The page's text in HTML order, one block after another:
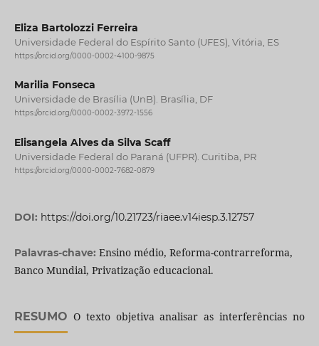
Eliza Bartolozzi Ferreira
Universidade Federal do Espírito Santo (UFES), Vitória, ES
https://orcid.org/0000-0002-4100-9875
Marilia Fonseca
Universidade de Brasília (UnB). Brasília, DF
https://orcid.org/0000-0002-3972-1556
Elisangela Alves da Silva Scaff
Universidade Federal do Paraná (UFPR). Curitiba, PR
https://orcid.org/0000-0002-7682-0879
DOI: https://doi.org/10.21723/riaee.v14iesp.3.12757
Palavras-chave: Ensino médio, Reforma-contrarreforma,
Banco Mundial, Privatização educacional.
RESUMO O texto objetiva analisar as interferências no